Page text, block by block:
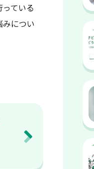
ている
につい